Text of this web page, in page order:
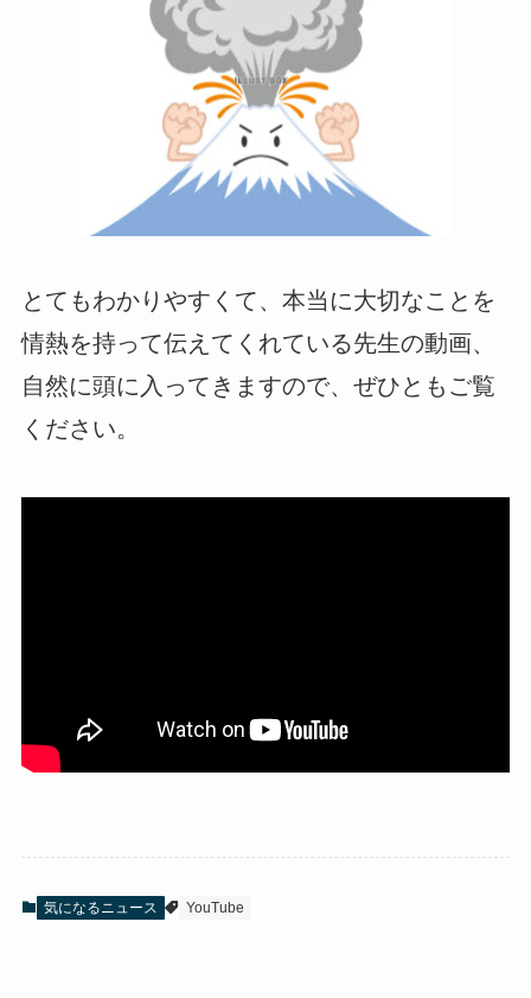
とてもわかりやすくて、本当に大切なことを
情熱を持って伝えてくれている先生の動画、
自然に頭に入ってきますので、ぜひともご覧
ください。
気になるニュース YouTube